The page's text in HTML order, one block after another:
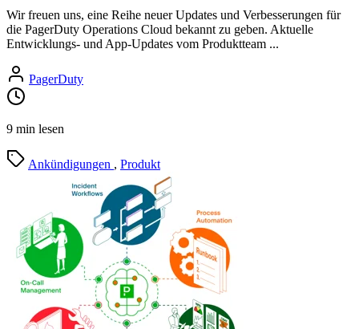
Wir freuen uns, eine Reihe neuer Updates und Verbesserungen für
die PagerDuty Operations Cloud bekannt zu geben. Aktuelle
Entwicklungs- und App-Updates vom Produktteam ...
PagerDuty
9 min lesen
Ankündigungen , Produkt